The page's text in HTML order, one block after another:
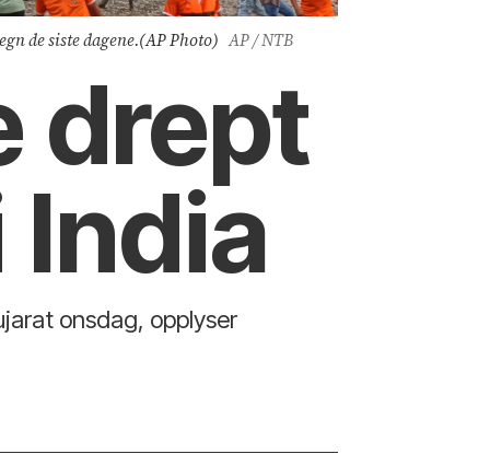
de siste dagene.(AP Photo) AP / NTB
drept
onsdag, opplyser